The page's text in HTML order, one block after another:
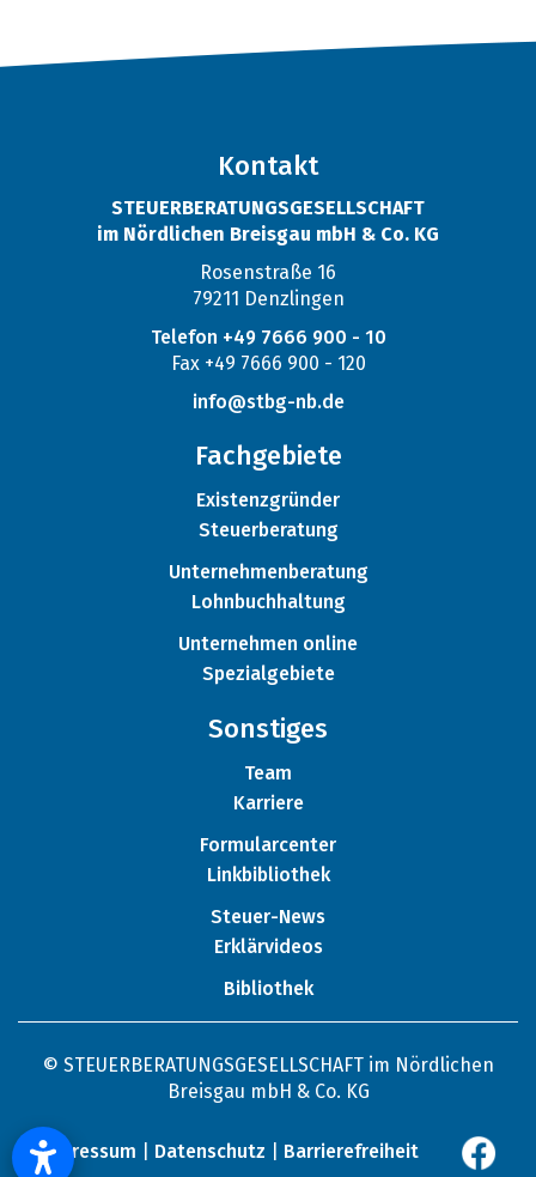
Kontakt
STEUERBERATUNGSGESELLSCHAFT
im Nördlichen Breisgau mbH & Co. KG
Rosenstraße 16
79211 Denzlingen
Telefon +49 7666 900 - 10
Fax +49 7666 900 - 120
info@stbg-nb.de
Fachgebiete
Existenzgründer
Steuerberatung
Unternehmenberatung
Lohnbuchhaltung
Unternehmen online
Spezialgebiete
Sonstiges
Team
Karriere
Formularcenter
Linkbibliothek
Steuer-News
Erklärvideos
Bibliothek
© STEUERBERATUNGSGESELLSCHAFT im Nördlichen
Breisgau mbH & Co. KG
Impressum Datenschutz Barrierefreiheit